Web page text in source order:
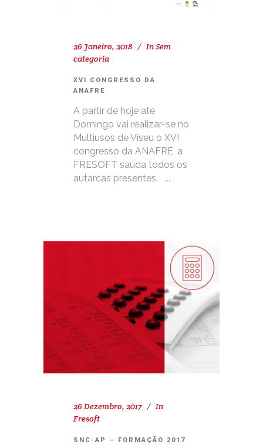
26 Janeiro, 2018 InSem
categoria
XVI CONGRESSO DA
ANAFRE
A partir de hoje até
Domingo vai realizar-se no
Multiusos de Viseu o XVI
congresso da ANAFRE, a
FRESOFT saúda todos os
autarcas presentes. ...
26 Dezembro, 2017
In
Fresoft
SNC-AP – FORMAÇÃO 2017